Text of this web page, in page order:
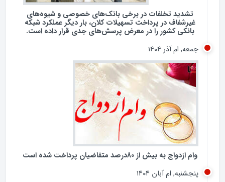
تشدید تخلفات در برخی بانک‌های خصوصی و شیوه‌های
غیرشفاف در پرداخت تسهیلات کلان، بار دیگر عملکرد شبکه
بانکی کشور را در معرض پرسش‌های جدی قرار داده است.
جمعه, ام آذر ۱۴۰۴
وام ازدواج به بیش از 80درصد متقاضیان پرداخت شده است
پنجشنبه, ام آبان ۱۴۰۴